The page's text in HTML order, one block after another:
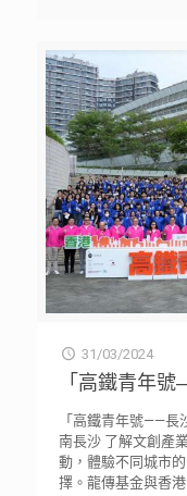
31/03/2024
「高鐵青年
「高鐵青年號——長
南長沙 了解文創產
動，體驗不同城市
擇。龍傳基金與香